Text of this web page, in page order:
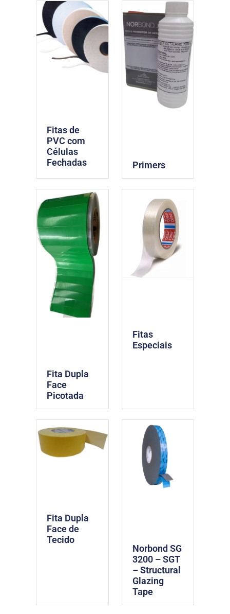
Fitas de
PVC com
Células
Fechadas
Primers
Fita Dupla
Face
Picotada
Fitas
Especiais
Fita Dupla
Face de
Tecido
Norbond SG
3200 – SGT
– Structural
Glazing
Tape